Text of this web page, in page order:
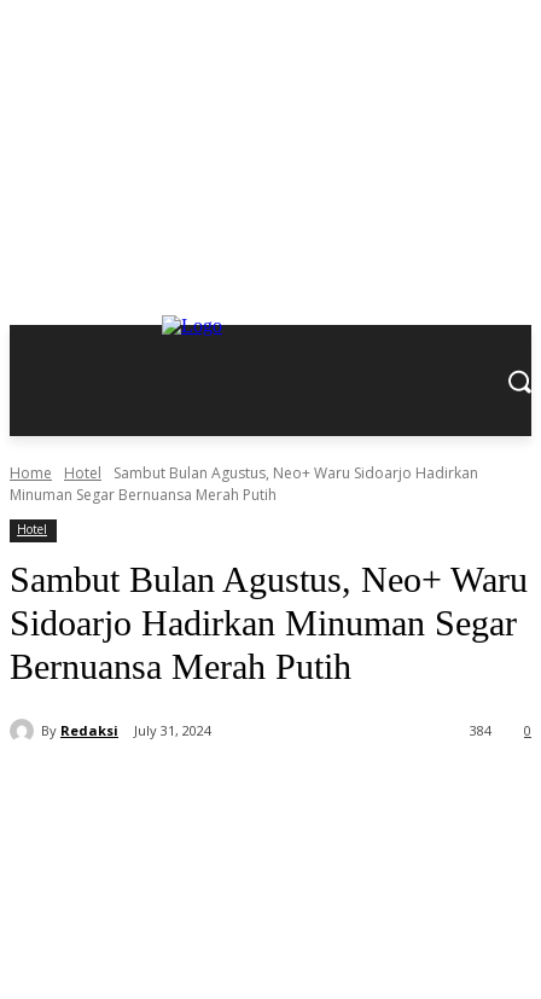
Home Hotel
Sambut Bulan Agustus, Neo+ Waru Sidoarjo Hadirkan
Minuman Segar Bernuansa Merah Putih
Hotel
Sambut Bulan Agustus, Neo+ Waru
Sidoarjo Hadirkan Minuman Segar
Bernuansa Merah Putih
By Redaksi July 31, 2024 0
384